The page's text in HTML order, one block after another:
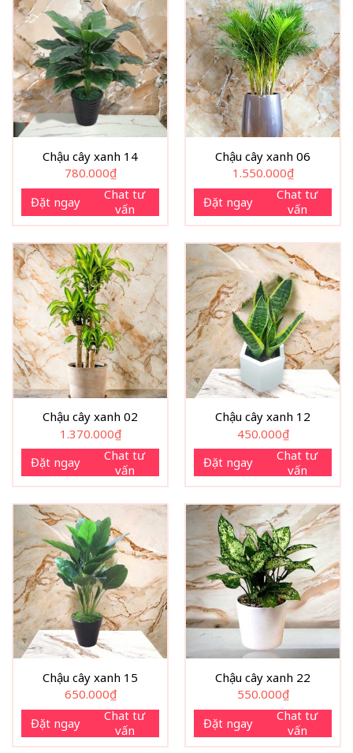
Chậu cây xanh 14
780.000₫
Đặt ngay
Chat tư
vấn
Chậu cây xanh 06
1.550.000₫
Đặt ngay
Chat tư
vấn
Chậu cây xanh 02
1.370.000₫
Đặt ngay
Chat tư
vấn
Chậu cây xanh 12
450.000₫
Đặt ngay
Chat tư
vấn
Chậu cây xanh 15
650.000₫
Đặt ngay
Chat tư
vấn
Chậu cây xanh 22
550.000₫
Đặt ngay
Chat tư
vấn